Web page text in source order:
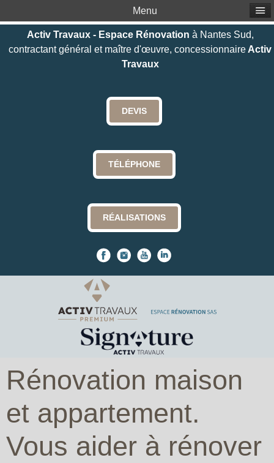
Activ Travaux - Espace Rénovation à Nantes Sud,
contractant général et maître d'œuvre, concessionnaire Activ
Travaux
DEVIS
TÉLÉPHONE
RÉALISATIONS
Rénovation maison
et appartement.
Vous aider à rénover
Menu